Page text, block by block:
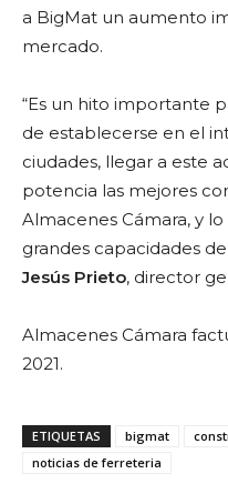
a BigMat un aumento
mercado.
“Es un hito importante
de establecerse en el
ciudades, llegar a este
potencia las mejores
Almacenes Cámara, y
grandes capacidades
Jesús Prieto, director
Almacenes Cámara
2021.
ETIQUETAS bigmat
noticias de ferreteria